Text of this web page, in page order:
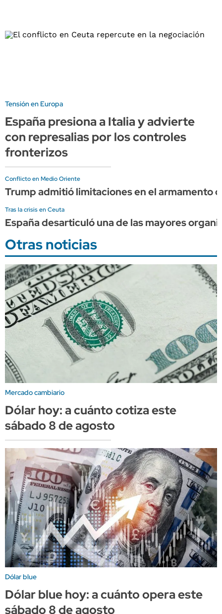
Tensión en Europa
España presiona a Italia y advierte
con represalias por los controles
fronterizos
Conflicto en Medio Oriente
Trump admitió limitaciones en el armamento
Tras la crisis en Ceuta
España desarticuló una de las mayores
Otras noticias
Mercado cambiario
Dólar hoy: a cuánto cotiza este
sábado 8 de agosto
Dólar blue
Dólar blue hoy: a cuánto opera este
sábado 8 de agosto